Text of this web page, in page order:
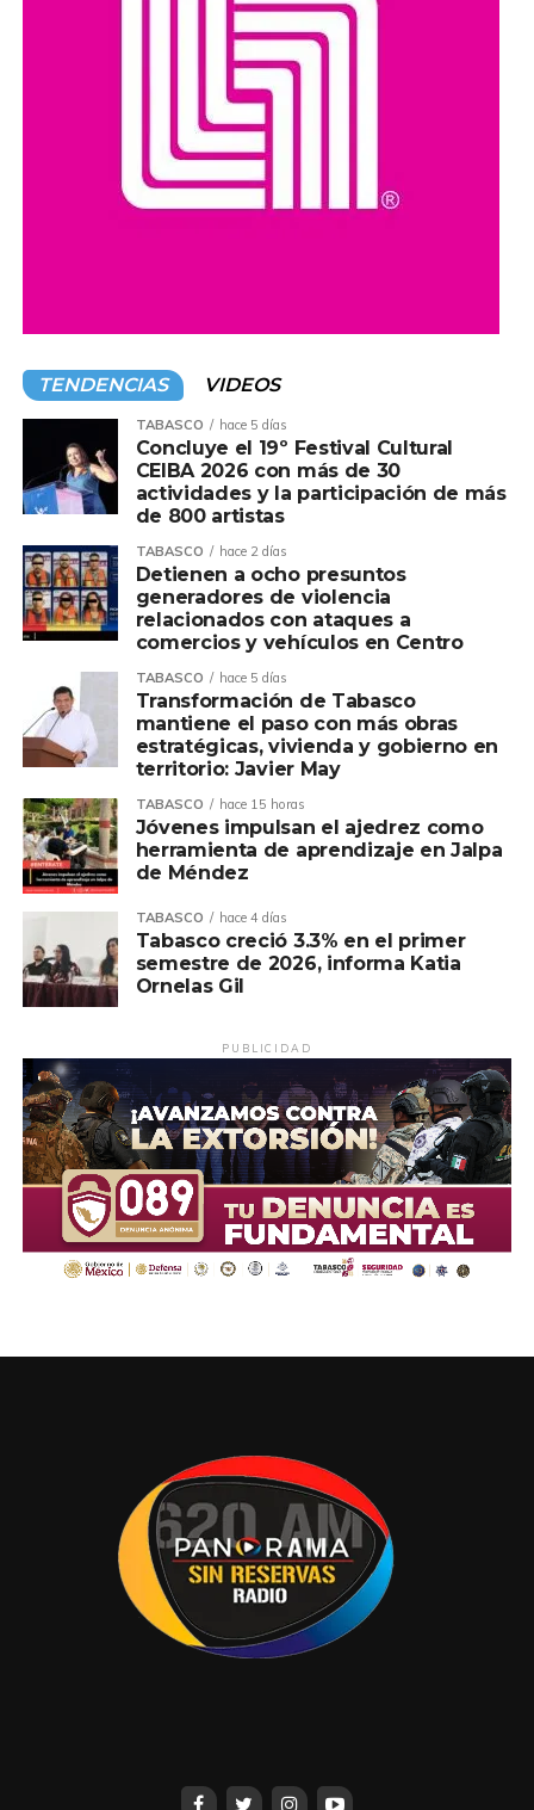
Tras recibir el Vactor, Ovidio Peralta afirmó que el
compromiso de su gobierno es convertir este apoyo en
mejores servicios, mayores oportunidades y más
bienestar para las y los comalcalquenses, al seguir
trabajando con honestidad y vocación de servicio,
poniendo siempre en el centro el bienestar del pueblo.
Subrayó que este camión fue donado a través del
Ante el gerente de Responsabilidad Social de Pemex,
César Raúl Ojeda Zubiera, el alcalde reconoció que esta
iniciativa contribuye al fortalecimiento de las
comunidades de influencia petrolera mediante acciones
orientadas al bienestar social, el desarrollo comunitario
sustentable y el cuidado del medio ambiente,
consolidando una visión de progreso con sentido humano.
Asimismo, afirmó que la política de Pemex entiende que
el desarrollo no solo se mide por la actividad productiva,
sino también por el bienestar de las personas y de las
comunidades que, durante décadas, han contribuido al
crecimiento de la industria energética de nuestro país.
refleja en acciones concretas que generan bienestar y
demuestran que la colaboración entre instituciones puede
traducirse en resultados que transforman la vida del
Finalmente, reiteró que el Gobierno de Comalcalco
siempre estará abierto a construir acuerdos, sumar
voluntades y aprovechar cada oportunidad para mejorar
la calidad de vida de las familias, porque los grandes retos
se enfrentan trabajando en equipo, con responsabilidad,
diálogo y compromiso.
Compartir en:
TENDENCIAS VIDEOS
TABASCO hace 5 días
Concluye el 19º Festival Cultural
CEIBA 2026 con más de 30
actividades y la participación de más
de 800 artistas
TABASCO hace 2 días
Detienen a ocho presuntos
generadores de violencia
relacionados con ataques a
comercios y vehículos en Centro
TABASCO hace 5 días
Transformación de Tabasco
mantiene el paso con más obras
estratégicas, vivienda y gobierno en
territorio: Javier May
TABASCO hace 15 horas
Jóvenes impulsan el ajedrez como
herramienta de aprendizaje en Jalpa
de Méndez
TABASCO hace 4 días
Tabasco creció 3.3% en el primer
semestre de 2026, informa Katia
Ornelas Gil
PUBLICIDAD